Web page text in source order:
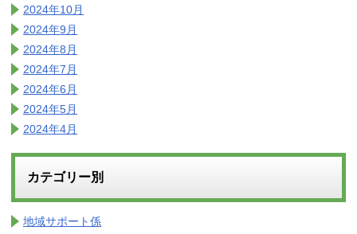
2024年10月
2024年9月
2024年8月
2024年7月
2024年6月
2024年5月
2024年4月
カテゴリー別
地域サポート係